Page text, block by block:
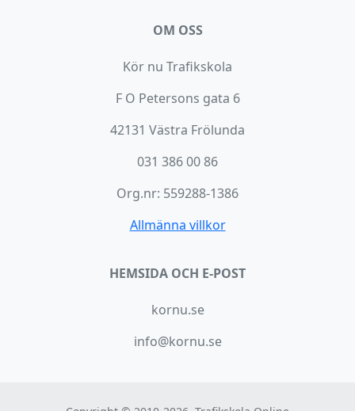
OM OSS
Kör nu Trafikskola
F O Petersons gata 6
42131 Västra Frölunda
031 386 00 86
Org.nr: 559288-1386
Allmänna villkor
HEMSIDA OCH E-POST
kornu.se
info@kornu.se